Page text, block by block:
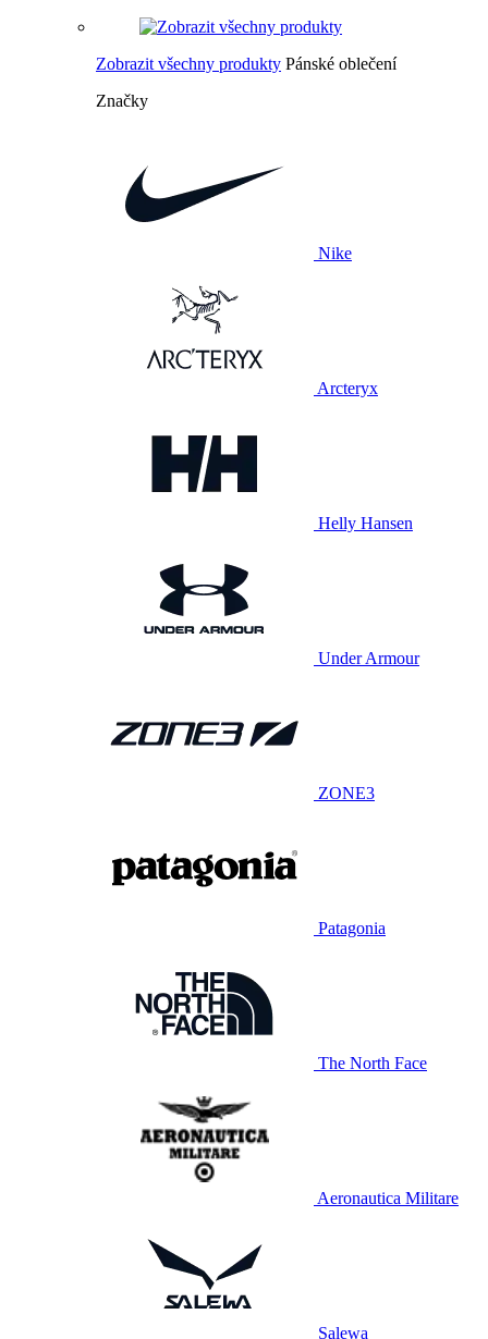
Zobrazit všechny produkty Pánské oblečení
Značky
Nike
Arcteryx
Helly Hansen
Under Armour
ZONE3
Patagonia
The North Face
Aeronautica Militare
Salewa